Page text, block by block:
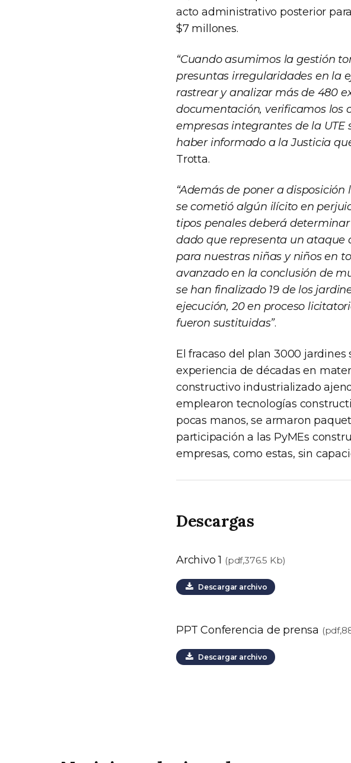
acto administrativo posterior
$7 millones.
“Cuando asumimos la gestión
presuntas irregularidades en la
rastrear y analizar más de 480
documentación, verificamos los
empresas integrantes de la
haber informado a la Justicia
Trotta.
“Además de poner a
se cometió algún ilícito en
tipos penales deberá
dado que representa un ataque
para nuestras niñas y niños en
avanzado en la conclusión de
se han finalizado 19 de los
ejecución, 20 en proceso
fueron sustituidas”.
El fracaso del plan 3000
experiencia de décadas en
constructivo industrializado
emplearon tecnologías
pocas manos, se armaron
participación a las PyMEs
empresas, como estas, sin
Descargas
Archivo 1 (pdf,376.5 Kb)
Descargar archivo
PPT Conferencia de prensa
Descargar archivo